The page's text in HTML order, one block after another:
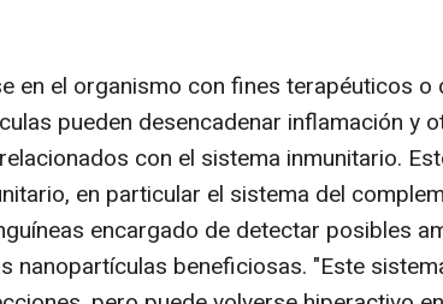
en el organismo con fines terapéuticos o
pueden desencadenar inflamación y
con el sistema inmunitario.
en particular el sistema del
encargado de detectar posibles
nanopartículas beneficiosas. "Este